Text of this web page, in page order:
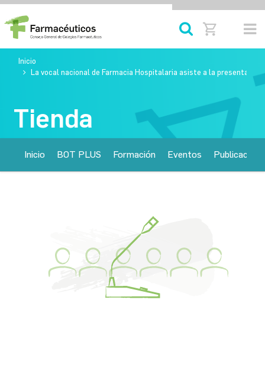
Inicio
La vocal nacional de Farmacia Hospitalaria asiste a la
Tienda
Inicio BOT PLUS Formación Eventos